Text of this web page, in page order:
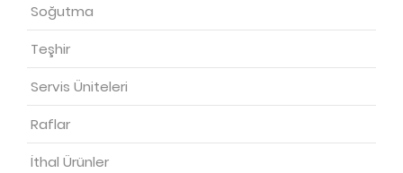
Soğutma
Teşhir
Servis Üniteleri
Raflar
İthal Ürünler